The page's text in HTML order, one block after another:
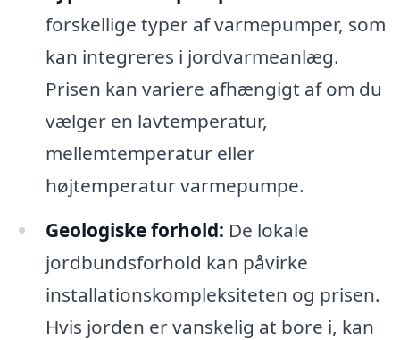
forskellige typer af varmepumper, som
kan integreres i jordvarmeanlæg.
Prisen kan variere afhængigt af om du
vælger en lavtemperatur,
mellemtemperatur eller
højtemperatur varmepumpe.
Geologiske forhold: De lokale
jordbundsforhold kan påvirke
installationskompleksiteten og prisen.
Hvis jorden er vanskelig at bore i, kan